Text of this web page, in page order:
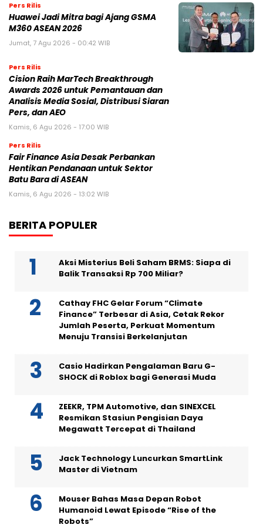
Pers Rilis
Huawei Jadi Mitra bagi Ajang GSMA
M360 ASEAN 2026
Jumat, 7 Agu 2026 - 00:42 WIB
Pers Rilis
Cision Raih MarTech Breakthrough
Awards 2026 untuk Pemantauan dan
Analisis Media Sosial, Distribusi Siaran
Pers, dan AEO
Kamis, 6 Agu 2026 - 17:00 WIB
Pers Rilis
Fair Finance Asia Desak Perbankan
Hentikan Pendanaan untuk Sektor
Batu Bara di ASEAN
Kamis, 6 Agu 2026 - 13:02 WIB
BERITA POPULER
Aksi Misterius Beli Saham BRMS: Siapa di
Balik Transaksi Rp 700 Miliar?
Cathay FHC Gelar Forum “Climate
Finance” Terbesar di Asia, Cetak Rekor
Jumlah Peserta, Perkuat Momentum
Menuju Transisi Berkelanjutan
Casio Hadirkan Pengalaman Baru G-
SHOCK di Roblox bagi Generasi Muda
ZEEKR, TPM Automotive, dan SINEXCEL
Resmikan Stasiun Pengisian Daya
Megawatt Tercepat di Thailand
Jack Technology Luncurkan SmartLink
Master di Vietnam
Mouser Bahas Masa Depan Robot
Humanoid Lewat Episode “Rise of the
Robots”